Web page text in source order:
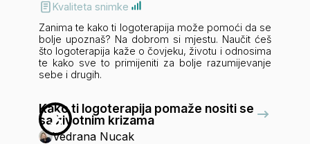
Kvaliteta snimke
Zanima te kako ti logoterapija može pomoći da se
bolje upoznaš? Na dobrom si mjestu. Naučit ćeš
što logoterapija kaže o čovjeku, životu i odnosima
te kako sve to primijeniti za bolje razumijevanje
sebe i drugih.
3
Kako ti logoterapija pomaže nositi se
sa životnim krizama
Vedrana Nucak